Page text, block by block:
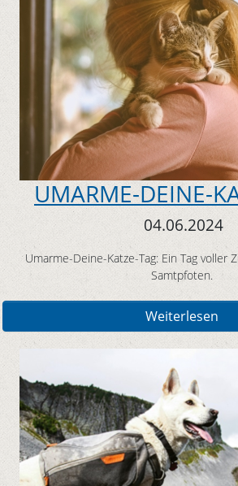
UMARME-DEINE-
04.06.2024
Umarme-Deine-Katze-Tag: Ein Tag voller
Samtpfoten.
Weiterlesen